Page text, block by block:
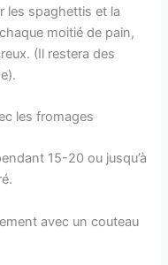
les spaghettis et la
moitié de pain,
(Il restera des
les fromages
15-20 ou jusqu’à
avec un couteau